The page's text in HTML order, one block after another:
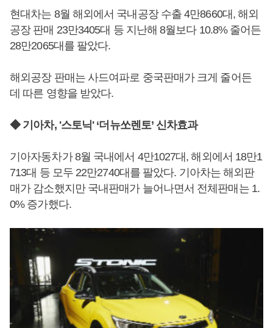
현대차는 8월 해외에서 국내공장 수출 4만8660대, 해외
공장 판매 23만3405대 등 지난해 8월보다 10.8% 줄어든
28만2065대를 팔았다.
해외공장 판매는 사드여파로 중국판매가 크게 줄어든
데 따른 영향을 받았다.
◆ 기아차, '스토닉' ‘더뉴쏘렌토’ 신차효과
기아자동차가 8월 국내에서 4만1027대, 해외에서 18만1
713대 등 모두 22만2740대를 팔았다. 기아차는 해외판
매가 감소했지만 국내판매가 늘어나면서 전체판매는 1.
0% 증가했다.